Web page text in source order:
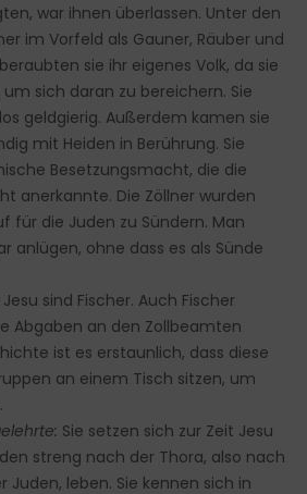
war ihnen überlassen. Unter den
im Vorfeld als Gauner, Räuber und
sie ihr eigenes Volk, da sie
sich daran zu bereichern. Sie
geldgierig. Außerdem kamen sie
mit Heiden in Berührung. Sie
Besetzungsmacht, die die
anerkannte. Die Zöllner wurden
für die Juden zu Sündern. Man
anlügen, ohne dass es als Sünde
sind Fischer. Auch Fischer
Abgaben an den Zollbeamten
ist es erstaunlich, dass diese
an einem Tisch sitzen, um
Sie setzen sich zur Zeit Jesu
streng nach der Thora, also nach
Juden, leben. Sie kennen sich in